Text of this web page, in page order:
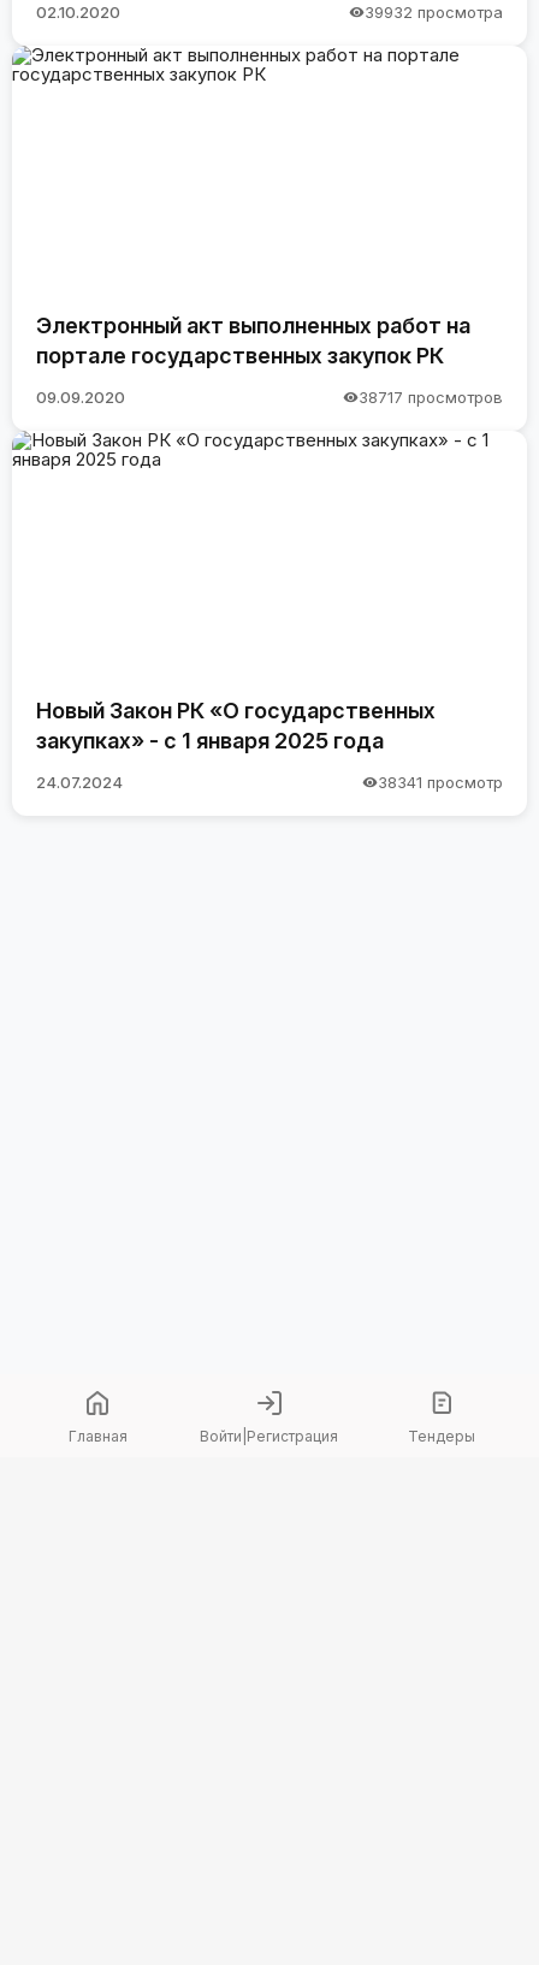
Главная Войти Регистрация Тендеры
02.10.2020 39932 просмотра
Электронный акт выполненных работ на
портале государственных закупок РК
09.09.2020 38717 просмотров
Новый Закон РК «О государственных
закупках» - с 1 января 2025 года
24.07.2024 38341 просмотр